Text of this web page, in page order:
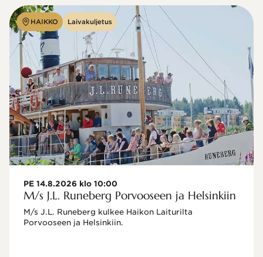
HAIKKO Laivakuljetus
PE 14.8.2026 klo 10:00
M/s J.L. Runeberg Porvooseen ja Helsinkiin
M/s J.L. Runeberg kulkee Haikon Laiturilta
Porvooseen ja Helsinkiin.